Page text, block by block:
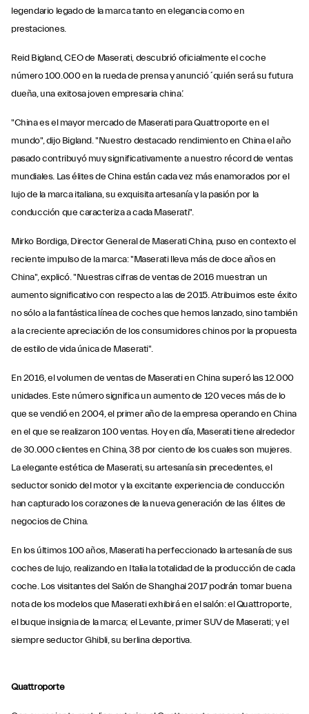
legendario legado de la marca tanto en elegancia como en
prestaciones.
Reid Bigland, CEO de Maserati, descubrió oficialmente el coche
número 100.000 en la rueda de prensa y anunció ´quién será su futura
dueña, una exitosa joven empresaria china’.
"China es el mayor mercado de Maserati para Quattroporte en el
mundo", dijo Bigland. "Nuestro destacado rendimiento en China el año
pasado contribuyó muy significativamente a nuestro récord de ventas
mundiales. Las élites de China están cada vez más enamorados por el
lujo de la marca italiana, su exquisita artesanía y la pasión por la
conducción que caracteriza a cada Maserati".
Mirko Bordiga, Director General de Maserati China, puso en contexto el
reciente impulso de la marca: "Maserati lleva más de doce años en
China", explicó. "Nuestras cifras de ventas de 2016 muestran un
aumento significativo con respecto a las de 2015. Atribuimos este éxito
no sólo a la fantástica línea de coches que hemos lanzado, sino también
a la creciente apreciación de los consumidores chinos por la propuesta
de estilo de vida única de Maserati".
En 2016, el volumen de ventas de Maserati en China superó las 12.000
unidades. Este número significa un aumento de 120 veces más de lo
que se vendió en 2004, el primer año de la empresa operando en China
en el que se realizaron 100 ventas. Hoy en día, Maserati tiene alrededor
de 30.000 clientes en China, 38 por ciento de los cuales son mujeres.
La elegante estética de Maserati, su artesanía sin precedentes, el
seductor sonido del motor y la excitante experiencia de conducción
han capturado los corazones de la nueva generación de las élites de
negocios de China.
En los últimos 100 años, Maserati ha perfeccionado la artesanía de sus
coches de lujo, realizando en Italia la totalidad de la producción de cada
coche. Los visitantes del Salón de Shanghai 2017 podrán tomar buena
nota de los modelos que Maserati exhibirá en el salón: el Quattroporte,
el buque insignia de la marca; el Levante, primer SUV de Maserati; y el
siempre seductor Ghibli, su berlina deportiva.
Quattroporte